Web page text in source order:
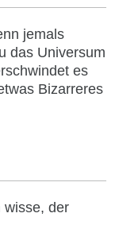
jemals
das Universum
es
Bizarreres
wisse, der